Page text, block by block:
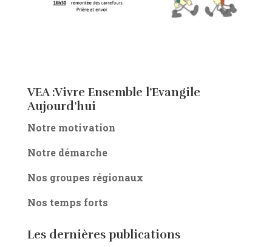
VEA :Vivre Ensemble l’Evangile
Aujourd’hui
Notre motivation
Notre démarche
Nos groupes régionaux
Nos temps forts
Les dernières publications